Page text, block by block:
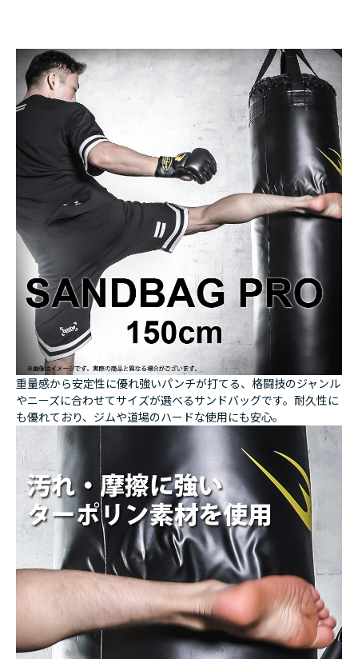
重量感から安定性に優れ強いパンチが打てる、格闘技のジャンル
やニーズに合わせてサイズが選べるサンドバッグです。耐久性に
も優れており、ジムや道場のハードな使用にも安心。